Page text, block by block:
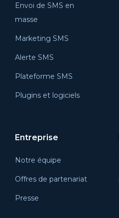
Envoi de SMS en
masse
Marketing SMS
Alerte SMS
Plateforme SMS
Plugins et logiciels
Entreprise
Notre équipe
Offres de partenariat
Presse